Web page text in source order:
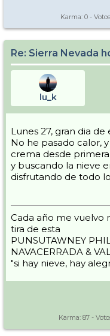
Karma: 0 -
Re: Sierra Nevada
lu_k
Lunes 27, gran dia de
No he pasado calor,
crema desde
y buscando la nieve
disfrutando de todo
Cada año me vuelvo
tira de esta
PUNSUTAWNEY
NAVACERRADA &
"si hay nieve, hay
Karma: 87 -